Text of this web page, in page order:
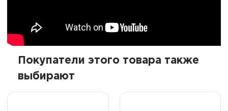
Покупатели этого товара также
выбирают